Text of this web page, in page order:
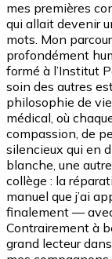
mes premières
qui allait devenir
mots. Mon
profondément
formé à l’Institut
soin des autres
philosophie de
médical, où
compassion, de
silencieux qui en
blanche, une
collège : la
manuel que j’ai
finalement —
Contrairement à
grand lecteur